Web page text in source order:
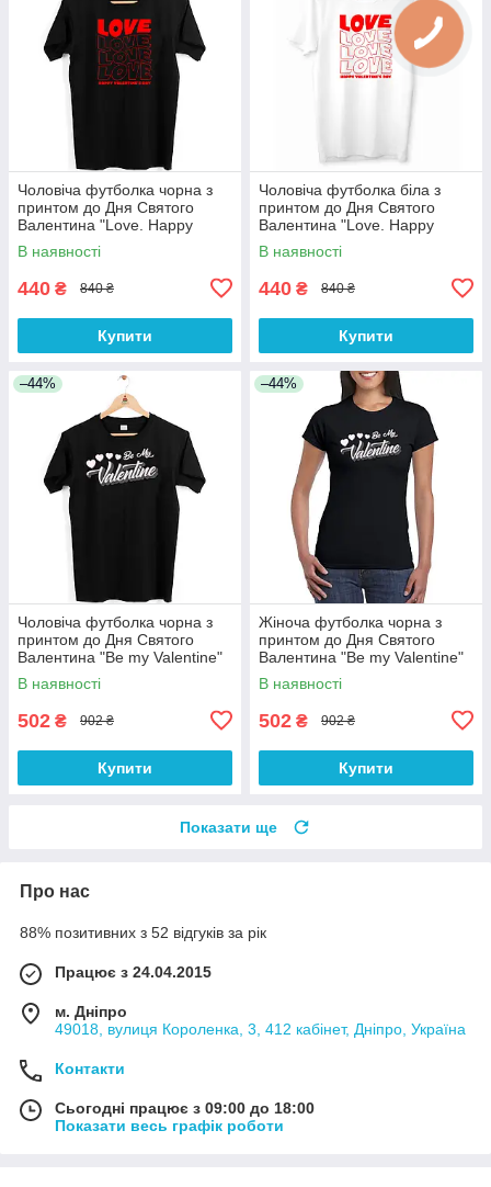
Чоловіча футболка чорна з
принтом до Дня Святого
Валентина "Love. Happy
Valentine's day" Push IT
В наявності
440 ₴ 840 ₴
Купити
Чоловіча футболка біла з
принтом до Дня Святого
Валентина "Love. Happy
Valentine's day" Push IT
В наявності
440 ₴ 840 ₴
Купити
–44%
Чоловіча футболка чорна з
принтом до Дня Святого
Валентина "Be my Valentine"
Push IT
В наявності
502 ₴ 902 ₴
Купити
–44%
Жіноча футболка чорна з
принтом до Дня Святого
Валентина "Be my Valentine"
Push IT
В наявності
502 ₴ 902 ₴
Купити
Показати ще
Про нас
88% позитивних з 52 відгуків за рік
Працює з 24.04.2015
м. Дніпро
49018, вулиця Короленка, 3, 412 кабінет, Дніпро, Україна
Контакти
Сьогодні працює з 09:00 до 18:00
Показати весь графік роботи